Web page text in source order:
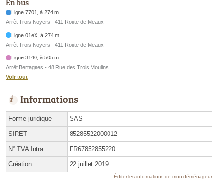
En bus
Ligne 7701, à 274 m
Arrêt Trois Noyers - 411 Route de Meaux
Ligne 01eX, à 274 m
Arrêt Trois Noyers - 411 Route de Meaux
Ligne 3140, à 505 m
Arrêt Bertagnes - 48 Rue des Trois Moulins
Voir tout
Informations
Forme juridique SAS
SIRET 85285522000012
N° TVA Intra. FR67852855220
Création 22 juillet 2019
Éditer les informations de mon déménageur